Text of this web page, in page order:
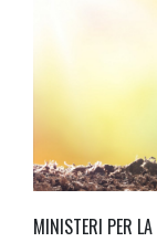
MINISTERI PER